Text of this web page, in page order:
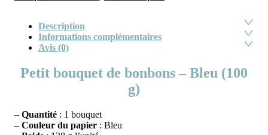
Description
Informations complémentaires
Avis (0)
Petit bouquet de bonbons – Bleu (100
g)
– Quantité : 1 bouquet
– Couleur du papier : Bleu